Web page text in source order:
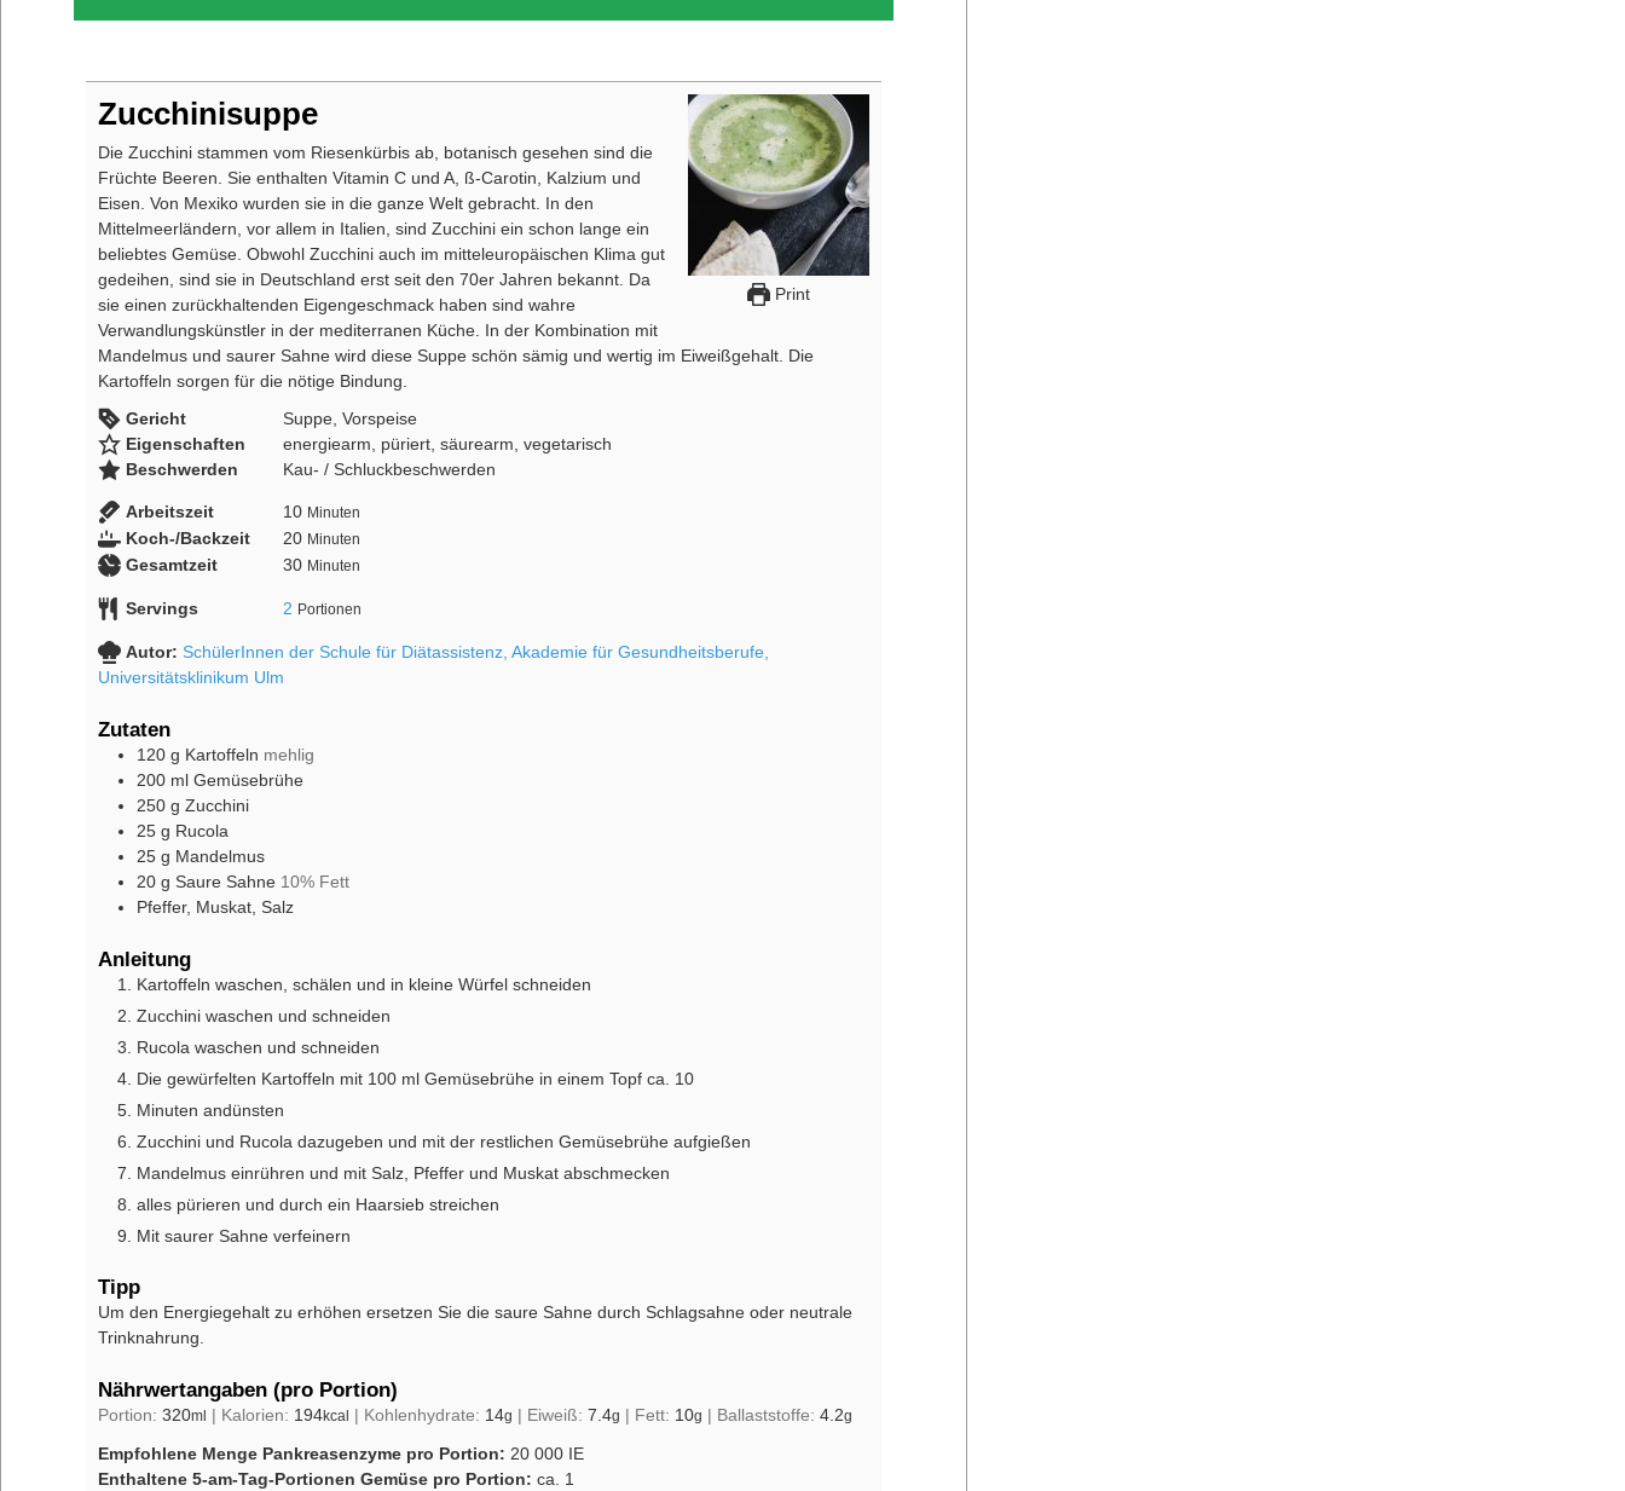
Print
Zucchinisuppe
Die Zucchini stammen vom Riesenkürbis ab, botanisch gesehen sind die
Früchte Beeren. Sie enthalten Vitamin C und A, ß-Carotin, Kalzium und
Eisen. Von Mexiko wurden sie in die ganze Welt gebracht. In den
Mittelmeerländern, vor allem in Italien, sind Zucchini ein schon lange ein
beliebtes Gemüse. Obwohl Zucchini auch im mitteleuropäischen Klima gut
gedeihen, sind sie in Deutschland erst seit den 70er Jahren bekannt. Da
sie einen zurückhaltenden Eigengeschmack haben sind wahre
Verwandlungskünstler in der mediterranen Küche. In der Kombination mit
Mandelmus und saurer Sahne wird diese Suppe schön sämig und wertig im Eiweißgehalt. Die
Kartoffeln sorgen für die nötige Bindung.
Gericht
Suppe, Vorspeise
Eigenschaften
energiearm, püriert, säurearm, vegetarisch
Beschwerden
Kau- / Schluckbeschwerden
Arbeitszeit 10 Minuten
Koch-/Backzeit 20 Minuten
Gesamtzeit 30 Minuten
Servings 2 Portionen
Autor: SchülerInnen der Schule für Diätassistenz, Akademie für Gesundheitsberufe,
Universitätsklinikum Ulm
Zutaten
120 g Kartoffeln mehlig
200 ml Gemüsebrühe
250 g Zucchini
25 g Rucola
25 g Mandelmus
20 g Saure Sahne 10% Fett
Pfeffer, Muskat, Salz
Anleitung
Kartoffeln waschen, schälen und in kleine Würfel schneiden
Zucchini waschen und schneiden
Rucola waschen und schneiden
Die gewürfelten Kartoffeln mit 100 ml Gemüsebrühe in einem Topf ca. 10
Minuten andünsten
Zucchini und Rucola dazugeben und mit der restlichen Gemüsebrühe aufgießen
Mandelmus einrühren und mit Salz, Pfeffer und Muskat abschmecken
alles pürieren und durch ein Haarsieb streichen
Mit saurer Sahne verfeinern
Tipp
Um den Energiegehalt zu erhöhen ersetzen Sie die saure Sahne durch Schlagsahne oder neutrale
Trinknahrung.
Nährwertangaben (pro Portion)
Portion: 320ml | Kalorien: 194kcal | Kohlenhydrate: 14g | Eiweiß: 7.4g | Fett: 10g | Ballaststoffe: 4.2g
Empfohlene Menge Pankreasenzyme pro Portion: 20 000 IE
Enthaltene 5-am-Tag-Portionen Gemüse pro Portion: ca. 1